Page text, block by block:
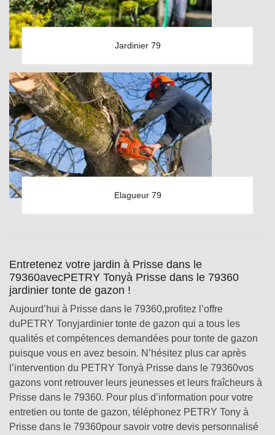
Jardinier 79
Elagueur 79
Entretenez votre jardin à Prisse dans le
79360avecPETRY Tonyà Prisse dans le 79360
jardinier tonte de gazon !
Aujourd’hui à Prisse dans le 79360,profitez l’offre
duPETRY Tonyjardinier tonte de gazon qui a tous les
qualités et compétences demandées pour tonte de gazon
puisque vous en avez besoin. N’hésitez plus car après
l’intervention du PETRY Tonyà Prisse dans le 79360vos
gazons vont retrouver leurs jeunesses et leurs fraîcheurs à
Prisse dans le 79360. Pour plus d’information pour votre
entretien ou tonte de gazon, téléphonez PETRY Tony à
Prisse dans le 79360pour savoir votre devis personnalisé